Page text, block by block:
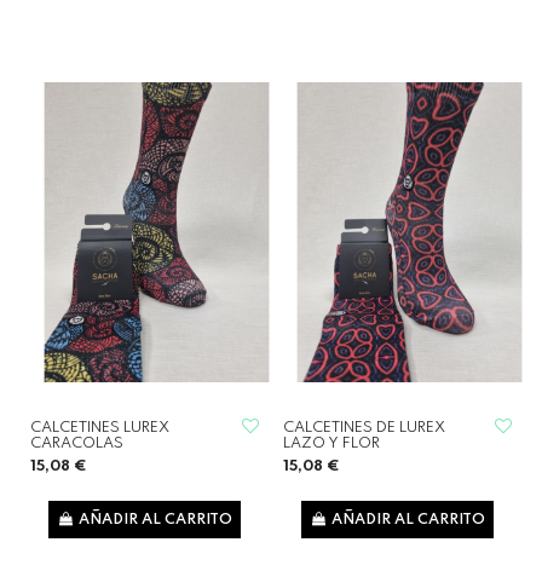
CALCETINES LUREX
CARACOLAS
15,08 €
AÑADIR AL CARRITO
CALCETINES DE LUREX
LAZO Y FLOR
15,08 €
AÑADIR AL CARRITO